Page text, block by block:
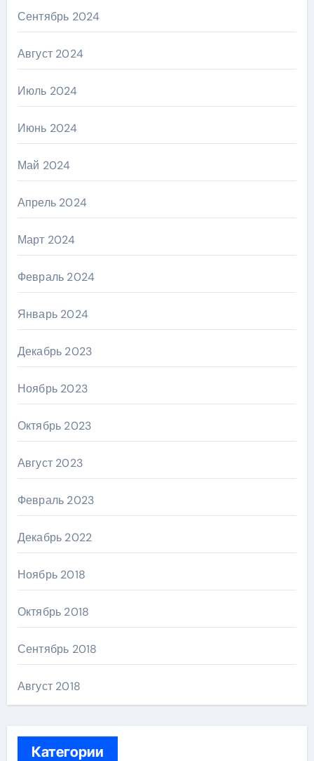
Сентябрь 2024
Август 2024
Июль 2024
Июнь 2024
Май 2024
Апрель 2024
Март 2024
Февраль 2024
Январь 2024
Декабрь 2023
Ноябрь 2023
Октябрь 2023
Август 2023
Февраль 2023
Декабрь 2022
Ноябрь 2018
Октябрь 2018
Сентябрь 2018
Август 2018
Категории